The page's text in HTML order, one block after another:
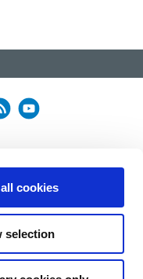
cookies
selection